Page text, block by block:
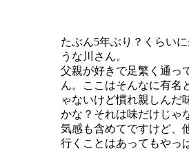
たぶん5年ぶり？くらい
うな川さん。
父親が好きで足繁く通っ
ん。ここはそんなに有名
ゃないけど慣れ親しんだ
かな？それは味だけじゃ
気感も含めてですけど、
行くことはあってもやっ